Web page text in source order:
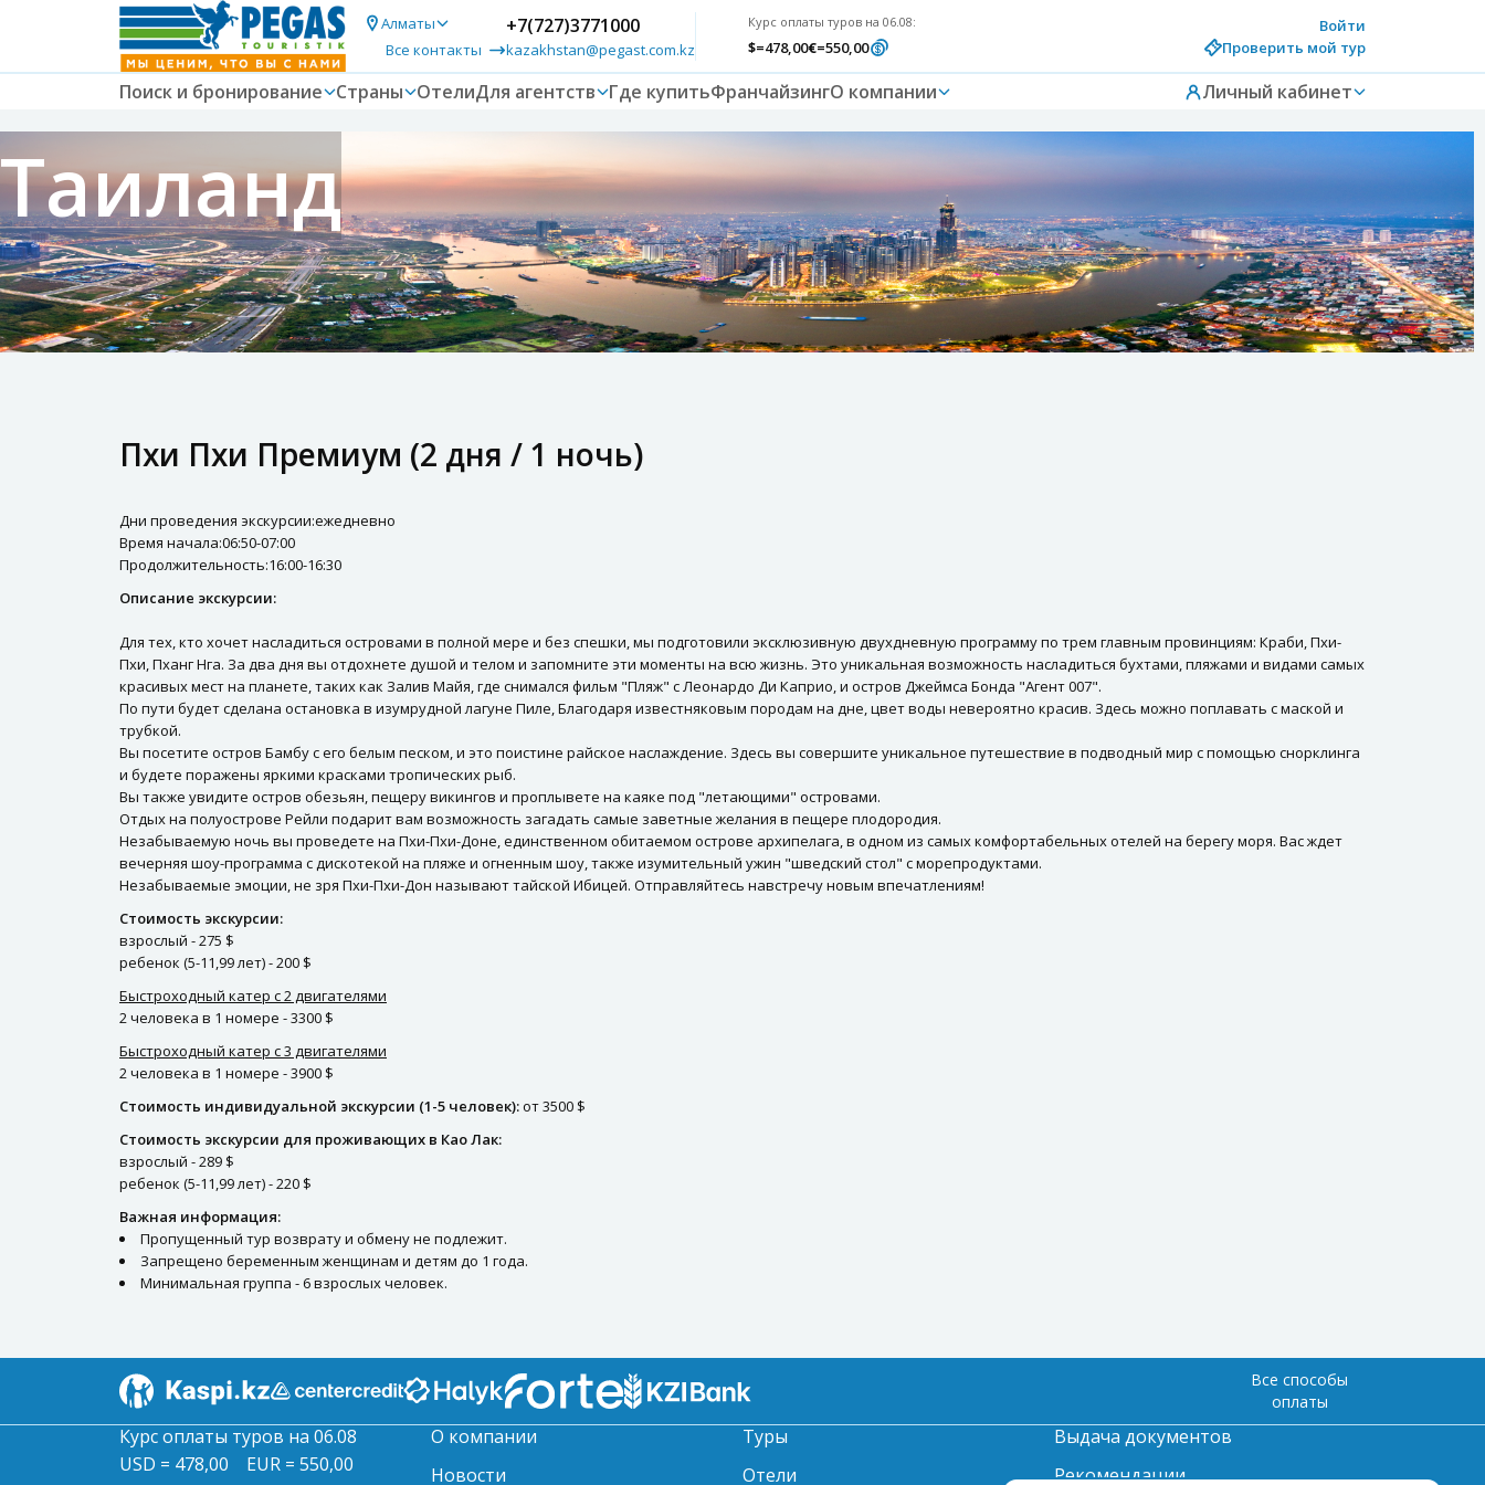
Алматы
Все контакты
+7(727)3771000
kazakhstan@pegast.com.kz
Курс оплаты туров на 06.08:
$=478,00€=550,00
Войти
Проверить мой тур
Поиск и бронирование Страны ОтелиДля агентств Где купитьФранчайзингО компании Личный кабинет
Таиланд
Пхи Пхи Премиум (2 дня / 1 ночь)
Дни проведения экскурсии:ежедневно
Время начала:06:50-07:00
Продолжительность:16:00-16:30
Описание экскурсии:
Для тех, кто хочет насладиться островами в полной мере и без спешки, мы подготовили эксклюзивную двухдневную программу по трем главным провинциям: Краби, Пхи-
Пхи, Пханг Нга. За два дня вы отдохнете душой и телом и запомните эти моменты на всю жизнь. Это уникальная возможность насладиться бухтами, пляжами и видами самых
красивых мест на планете, таких как Залив Майя, где снимался фильм "Пляж" с Леонардо Ди Каприо, и остров Джеймса Бонда "Агент 007".
По пути будет сделана остановка в изумрудной лагуне Пиле, Благодаря известняковым породам на дне, цвет воды невероятно красив. Здесь можно поплавать с маской и
трубкой.
Вы посетите остров Бамбу с его белым песком, и это поистине райское наслаждение. Здесь вы совершите уникальное путешествие в подводный мир с помощью снорклинга
и будете поражены яркими красками тропических рыб.
Вы также увидите остров обезьян, пещеру викингов и проплывете на каяке под "летающими" островами.
Отдых на полуострове Рейли подарит вам возможность загадать самые заветные желания в пещере плодородия.
Незабываемую ночь вы проведете на Пхи-Пхи-Доне, единственном обитаемом острове архипелага, в одном из самых комфортабельных отелей на берегу моря. Вас ждет
вечерняя шоу-программа с дискотекой на пляже и огненным шоу, также изумительный ужин "шведский стол" с морепродуктами.
Незабываемые эмоции, не зря Пхи-Пхи-Дон называют тайской Ибицей. Отправляйтесь навстречу новым впечатлениям!
Стоимость экскурсии:
взрослый - 275 $
ребенок (5-11,99 лет) - 200 $
Быстроходный катер с 2 двигателями
2 человека в 1 номере - 3300 $
Быстроходный катер с 3 двигателями
2 человека в 1 номере - 3900 $
Стоимость индивидуальной экскурсии (1-5 человек):от 3500 $
Стоимость экскурсии для проживающих в Као Лак:
взрослый - 289 $
ребенок (5-11,99 лет) - 220 $
Важная информация:
Пропущенный тур возврату и обмену не подлежит.
Запрещено беременным женщинам и детям до 1 года.
Минимальная группа - 6 взрослых человек.
Все способы
оплаты
Курс оплаты туров на 06.08
USD = 478,00
EUR = 550,00
О компании
Новости
Туры
Отели
Выдача документов
Рекомендации